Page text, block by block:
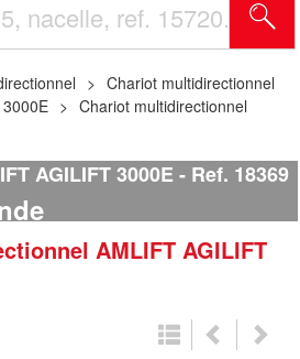
Chariot multidirectionnel
Chariot multidirectionnel
AGILIFT 3000E Ref. 18369
AMLIFT AGILIFT